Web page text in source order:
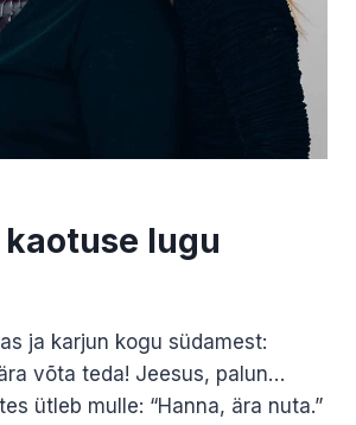
kaotuse lugu
ja karjun kogu südamest:
võta teda! Jeesus, palun…
ütleb mulle: “Hanna, ära nuta.”